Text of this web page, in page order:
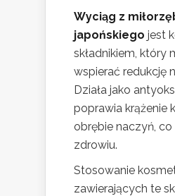
Wyciąg z
japońskiego jest
składnikiem, który
wspierać redukcję
Działa jako
poprawia krążenie
obrębie naczyń, co
zdrowiu.
Stosowanie
zawierających te